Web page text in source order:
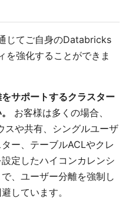
じてご自身のDatabricks
を強化することができま
サポートするクラスター
お客様は多くの場合、
や共有、シングルユーザ
ー、テーブルACLやクレ
定したハイコンカレンシ
、ユーザー分離を強制し
しています。